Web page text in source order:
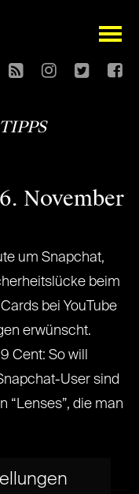
open
November
um Snapchat,
beim
bei YouTube
erwünscht.
Cent: So will
User sind
“Lenses”, die man